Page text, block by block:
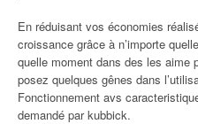
En réduisant vos économies
croissance grâce à n’importe
quelle moment dans des les aime
posez quelques gênes dans
Fonctionnement avs
demandé par kubbick.